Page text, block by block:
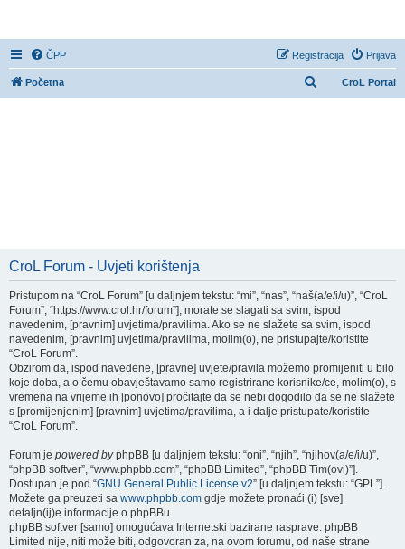
ČPP Prijava
Registracija
CroL Portal
Početna
CroL Forum - Uvjeti korištenja
Pristupom na “CroL Forum” [u daljnjem tekstu: “mi”, “nas”, “naš(a/e/i/u)”, “CroL
Forum”, “https://www.crol.hr/forum”], morate se slagati sa svim, ispod
navedenim, [pravnim] uvjetima/pravilima. Ako se ne slažete sa svim, ispod
navedenim, [pravnim] uvjetima/pravilima, molim(o), ne pristupajte/koristite
“CroL Forum”.
Obzirom da, ispod navedene, [pravne] uvjete/pravila možemo promijeniti u bilo
koje doba, a o čemu obavještavamo samo registrirane korisnike/ce, molim(o), s
vremena na vrijeme ih [ponovo] pročitajte da se nebi dogodilo da se ne slažete
s [promijenjenim] [pravnim] uvjetima/pravilima, a i dalje pristupate/koristite
“CroL Forum”.
Forum je powered byphpBB [u daljnjem tekstu: “oni”, “njih”, “njihov(a/e/i/u)”,
“phpBB softver”, “www.phpbb.com”, “phpBB Limited”, “phpBB Tim(ovi)”].
Dostupan je pod “GNU General Public License v2” [u daljnjem tekstu: “GPL”].
Možete ga preuzeti sa www.phpbb.com gdje možete pronaći (i) [sve]
detaljn(ij)e informacije o phpBBu.
phpBB softver [samo] omogućava Internetski bazirane rasprave. phpBB
Limited nije, niti može biti, odgovoran za, na ovom forumu, od naše strane